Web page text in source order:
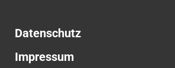
Datenschutz
Impressum